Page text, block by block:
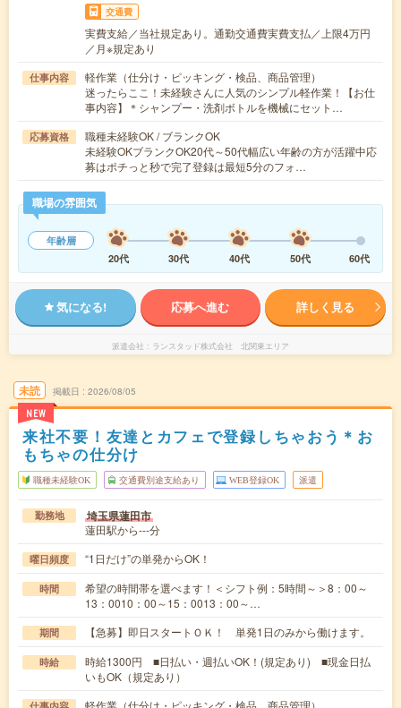
交通費
実費支給／当社規定あり。通勤交通費実費支払／上限4万円
／月※規定あり
仕事内容
軽作業（仕分け・ピッキング・検品、商品管理）
迷ったらここ！未経験さんに人気のシンプル軽作業！【お仕
事内容】＊シャンプー・洗剤ボトルを機械にセット…
応募資格
職種未経験OK / ブランクOK
未経験OKブランクOK20代～50代幅広い年齢の方が活躍中応
募はポチっと秒で完了登録は最短5分のフォ…
職場の雰囲気
年齢層
20代
30代 40代 50代 60代
気になる! 応募へ進む 詳しく見る
派遣会社 ランスタッド株式会社 北関東エリア
未読
NEW
掲載日 2026/08/05
来社不要！友達とカフェで登録しちゃおう＊お
もちゃの仕分け
職種未経験OK 交通費別途支給あり WEB登録OK 派遣
勤務地 埼玉県蓮田市
蓮田駅から---分
曜日頻度 “1日だけ”の単発からOK！
時間
希望の時間帯を選べます！＜シフト例：5時間～＞8：00～
13：0010：00～15：0013：00～…
期間 【急募】即日スタートＯＫ！ 単発1日のみから働けます。
時給
時給1300円 ■日払い・週払いOK！(規定あり) ■現金日払
いもOK（規定あり）
軽作業（仕分け・ピッキング・検品、商品管理）